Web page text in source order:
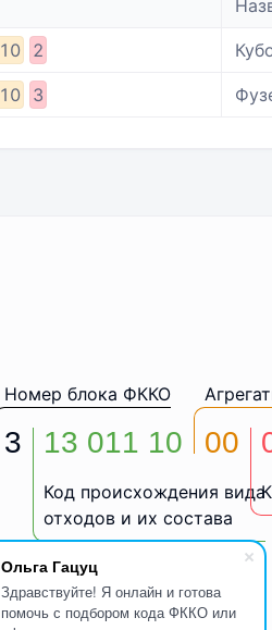
Ольга Гацуц
Здравствуйте! Я онлайн и готова
помочь с подбором кода ФККО или
10 2
10 3
3
Номер блока ФККО
Код происхождения вида
отходов и их состава
13 011 10 00